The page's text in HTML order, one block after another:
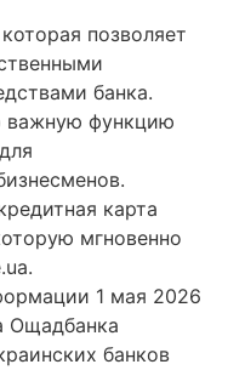
позволяет
банка.
важную функцию
карта
мгновенно
1 мая 2026
Ощадбанка
банков